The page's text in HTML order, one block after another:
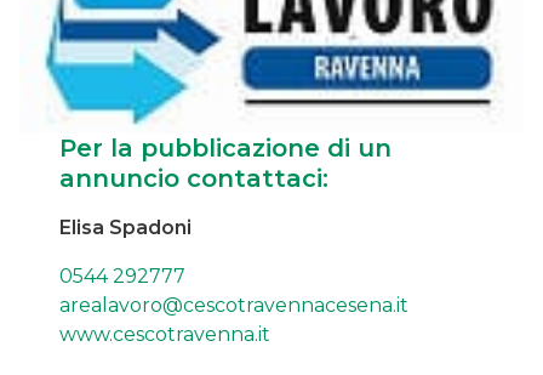
Per la pubblicazione di un
annuncio contattaci:
Elisa Spadoni
0544 292777
arealavoro@cescotravennacesena.it
www.cescotravenna.it